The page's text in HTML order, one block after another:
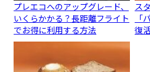
プレエコへのアップグレード、
いくらかかる？長距離フライト
でお得に利用する方法
ス
「
復